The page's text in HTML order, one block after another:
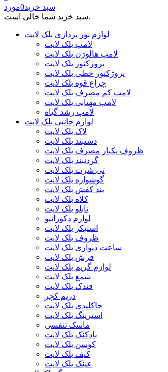
سبد خرید0مورد
سبد خرید شما خالی است.
لوازم نور پردازی بلک لایت
لامپ بلک لایت
لامپ هالوژن بلک لایت
پروژکتور بلک لایت
پروژکتور خطی بلک لایت
چراغ قوه بلک لایت
لامپ کم مصرف بلک لایت
لامپ مهتابی بلک لایت
لامپ رشد گیاه
لوازم جانبی بلک لایت
لاک بلک لایت
دستبند بلک لایت
ظروف یکبار مصرف بلک لایت
گردنبند بلک لایت
تی شرت بلک لایت
گوشواره بلک لایت
بند کفش بلک لایت
کلاه بلک لایت
تابلو بلک لایت
لوازم دکوراتیو
استیکر بلک لایت
ظروف بلک لایت
ساعت دیواری بلک لایت
فرش بلک لایت
لوازم گریم بلک لایت
شمع بلک لایت
فندک بلک لایت
دریم کچر
جاکلیدی بلک لایت
استرینگ بلک لایت
ماسک تنفسی
بادکنک بلک لایت
کوسن بلک لایت
کیف بلک لایت
عینک بلک لایت